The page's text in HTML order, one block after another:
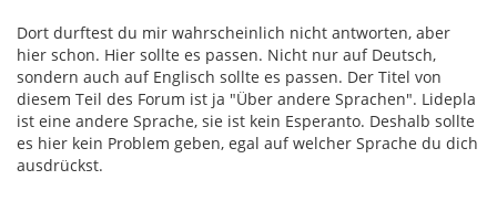
Dort durftest du mir wahrscheinlich nicht antworten, aber
hier schon. Hier sollte es passen. Nicht nur auf Deutsch,
sondern auch auf Englisch sollte es passen. Der Titel von
diesem Teil des Forum ist ja "Über andere Sprachen". Lidepla
ist eine andere Sprache, sie ist kein Esperanto. Deshalb sollte
es hier kein Problem geben, egal auf welcher Sprache du dich
ausdrückst.